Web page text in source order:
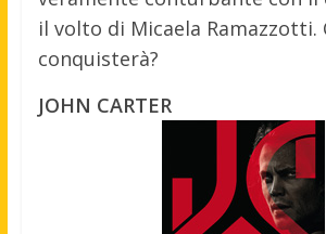
il volto di Micaela Ramazzotti.
conquisterà?
JOHN CARTER